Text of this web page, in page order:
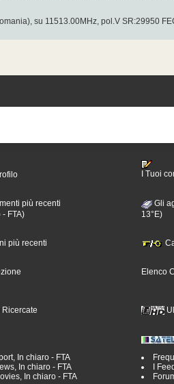
su 11513.00MHz, pol.V SR:29950
I Tuoi
più recenti
FTA)
Gli
13°E)
più recenti
Elenco
Ricercate
In chiaro - FTA
In chiaro - FTA
In chiaro - FTA
I